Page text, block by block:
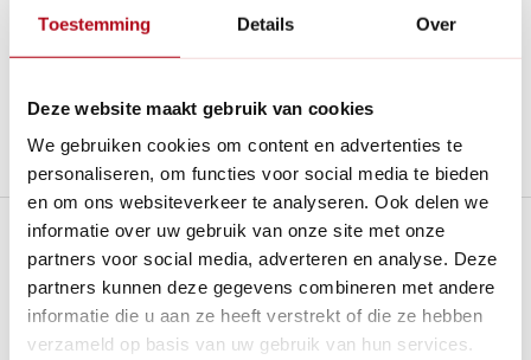
Toestemming Details Over
Deze website maakt gebruik van cookies
We gebruiken cookies om content en advertenties te
personaliseren, om functies voor social media te bieden
en om ons websiteverkeer te analyseren. Ook delen we
informatie over uw gebruik van onze site met onze
partners voor social media, adverteren en analyse. Deze
partners kunnen deze gegevens combineren met andere
informatie die u aan ze heeft verstrekt of die ze hebben
verzameld op basis van uw gebruik van hun services.
Gratis verzenden
vanaf € 60 in België en Nederland.*
Nieuw:Haal je bestelling in Wilnis bij ons op!
Stel een vraag over dit product
Plus- en minpunten
Handig om water uit de sloot te kunnen halen i.c.m.
schepemmer.
Een ergonomische handgreep of stevige grip, wat zorgt